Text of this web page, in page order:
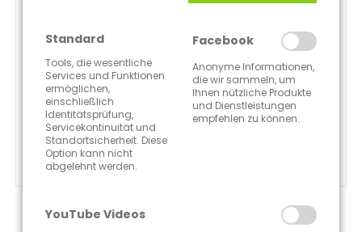
Wir nehmen Kontakt mit Ihren externen
Dienstleistern auf, um eine schnelle und
zielführende Lösung zu koordinieren.
MEHR ERFAHREN
Standard
Tools, die wesentliche
Services und Funktionen
ermöglichen,
einschließlich
Identitätsprüfung,
Servicekontinuität und
Standortsicherheit. Diese
Option kann nicht
abgelehnt werden.
Facebook
Anonyme Informationen,
die wir sammeln, um
Ihnen nützliche Produkte
und Dienstleistungen
empfehlen zu können.
YouTube Videos